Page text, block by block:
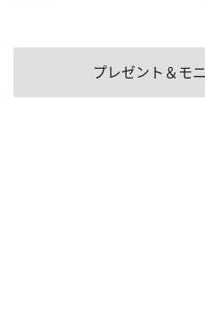
プレゼント＆モ